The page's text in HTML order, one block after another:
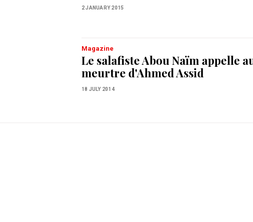
2 JANUARY 2015
Magazine
Le salafiste Abou Naïm appelle
meurtre d'Ahmed Assid
18 JULY 2014